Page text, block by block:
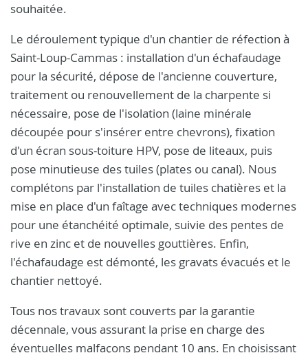
souhaitée.
Le déroulement typique d'un chantier de réfection à
Saint-Loup-Cammas : installation d'un échafaudage
pour la sécurité, dépose de l'ancienne couverture,
traitement ou renouvellement de la charpente si
nécessaire, pose de l'isolation (laine minérale
découpée pour s'insérer entre chevrons), fixation
d'un écran sous-toiture HPV, pose de liteaux, puis
pose minutieuse des tuiles (plates ou canal). Nous
complétons par l'installation de tuiles chatières et la
mise en place d'un faîtage avec techniques modernes
pour une étanchéité optimale, suivie des pentes de
rive en zinc et de nouvelles gouttières. Enfin,
l'échafaudage est démonté, les gravats évacués et le
chantier nettoyé.
Tous nos travaux sont couverts par la garantie
décennale, vous assurant la prise en charge des
éventuelles malfaçons pendant 10 ans. En choisissant